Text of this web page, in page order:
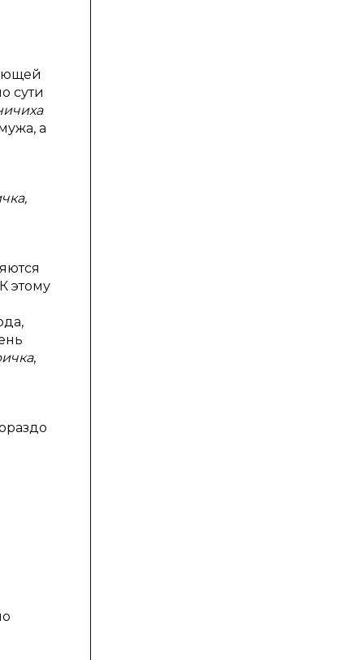
сути
а
К этому
,